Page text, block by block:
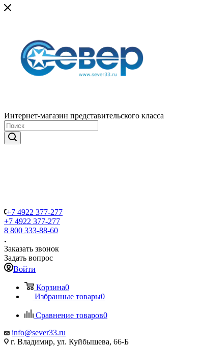
Интернет-магазин представительского класса
+7 4922 377-277
+7 4922 377-277
8 800 333-88-60
Заказать звонок
Задать вопрос
Войти
Корзина0
Избранные товары0
Сравнение товаров0
info@sever33.ru
г. Владимир, ул. Куйбышева, 66-Б